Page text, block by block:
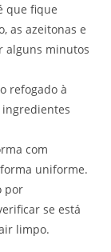
que fique
as azeitonas e
alguns minutos
refogado à
com
uniforme.
por
se está
limpo.